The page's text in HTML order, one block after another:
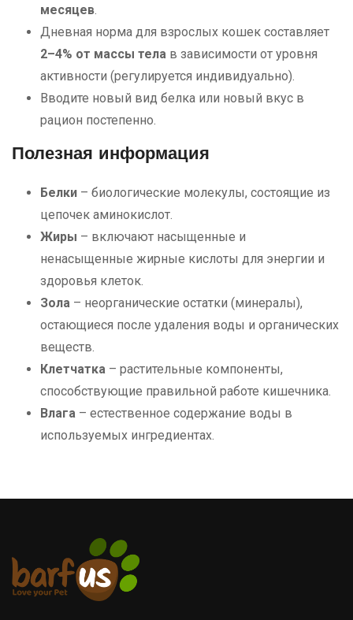
месяцев.
Дневная норма для взрослых кошек составляет
2–4% от массы тела в зависимости от уровня
активности (регулируется индивидуально).
Вводите новый вид белка или новый вкус в
рацион постепенно.
Полезная информация
Белки – биологические молекулы, состоящие из
цепочек аминокислот.
Жиры – включают насыщенные и
ненасыщенные жирные кислоты для энергии и
здоровья клеток.
Зола – неорганические остатки (минералы),
остающиеся после удаления воды и органических
веществ.
Клетчатка – растительные компоненты,
способствующие правильной работе кишечника.
Влага – естественное содержание воды в
используемых ингредиентах.